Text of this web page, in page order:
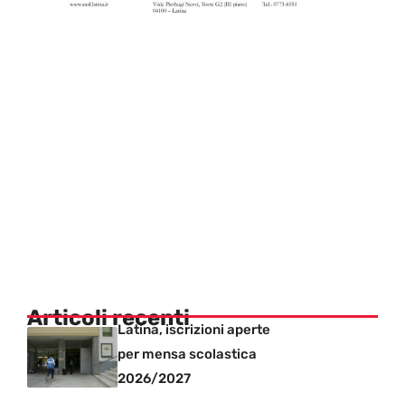
Articoli recentiLatina, iscrizioni aperte
per mensa scolastica
2026/2027